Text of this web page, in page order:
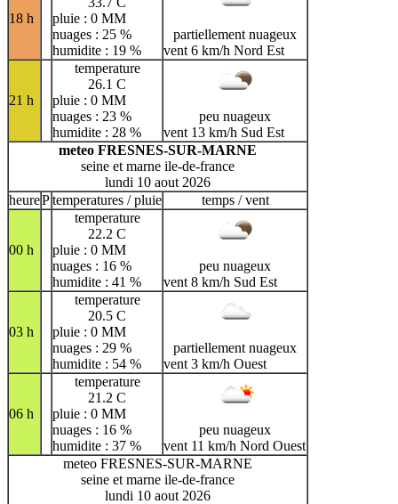
18 h
pluie : 0 MM
nuages : 25 %
humidite : 19 %
partiellement nuageux
vent 6 km/h Nord Est
21 h
temperature
26.1 C
pluie : 0 MM
nuages : 23 %
humidite : 28 %
peu nuageux
vent 13 km/h Sud Est
meteo FRESNES-SUR-MARNE
seine et marne ile-de-france
lundi 10 aout 2026
heurePtemperatures / pluie temps / vent
00 h
temperature
22.2 C
pluie : 0 MM
nuages : 16 %
humidite : 41 %
peu nuageux
vent 8 km/h Sud Est
03 h
temperature
20.5 C
pluie : 0 MM
nuages : 29 %
humidite : 54 %
partiellement nuageux
vent 3 km/h Ouest
06 h
temperature
21.2 C
pluie : 0 MM
nuages : 16 %
humidite : 37 %
peu nuageux
vent 11 km/h Nord Ouest
meteo FRESNES-SUR-MARNE
seine et marne ile-de-france
lundi 10 aout 2026